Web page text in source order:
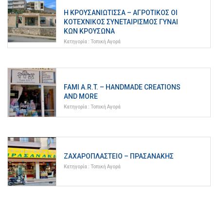
Η ΚΡΟΥΣΑΝΙΩΤΙΣΣΑ – ΑΓΡΟΤΙΚΌΣ ΟΙ
ΚΟΤΕΧΝΙΚΌΣ ΣΥΝΕΤΑΙΡΙΣΜΌΣ ΓΥΝΑΙ
ΚΏΝ ΚΡΟΥΣΏΝΑ
Κατηγορία : Τοπική Αγορά
FAMI A.R.T. – HANDMADE CREATIONS
AND MORE
Κατηγορία : Τοπική Αγορά
ΖΑΧΑΡΟΠΛΑΣΤΕΊΟ – ΠΡΑΣΑΝΆΚΗΣ
Κατηγορία : Τοπική Αγορά